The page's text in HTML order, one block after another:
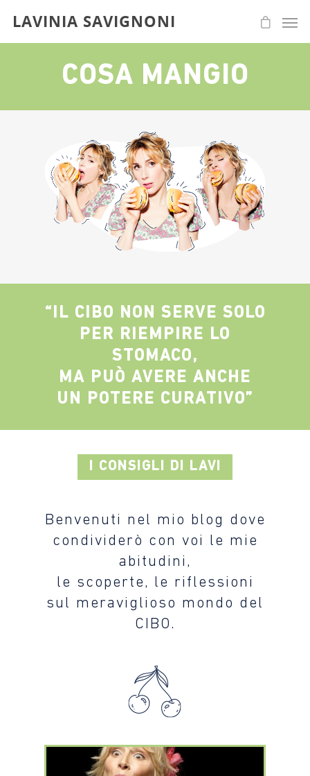
LAVINIA SAVIGNONI
COSA MANGIO
“IL CIBO NON SERVE SOLO
PER RIEMPIRE LO
STOMACO,
MA PUÒ AVERE ANCHE
UN POTERE CURATIVO”
I CONSIGLI DI LAVI
Benvenuti nel mio blog dove
condividerò con voi le mie
abitudini,
le scoperte, le riflessioni
sul meraviglioso mondo del
CIBO.